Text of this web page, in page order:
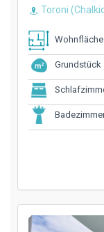
Toroni
Wohnfläche
Grundstück